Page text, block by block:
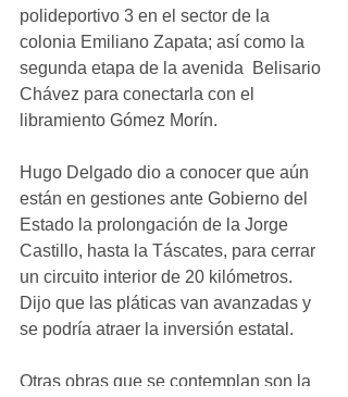
polideportivo 3 en el sector de la
colonia Emiliano Zapata; así como la
segunda etapa de la avenida  Belisario
Chávez para conectarla con el
libramiento Gómez Morín.
Hugo Delgado dio a conocer que aún
están en gestiones ante Gobierno del
Estado la prolongación de la Jorge
Castillo, hasta la Táscates, para cerrar
un circuito interior de 20 kilómetros.
Dijo que las pláticas van avanzadas y
se podría atraer la inversión estatal.
Otras obras que se contemplan son la